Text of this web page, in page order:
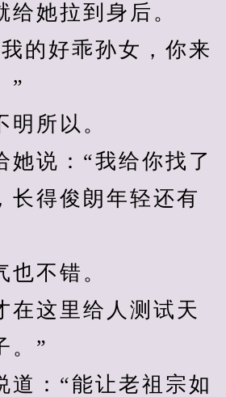
给她拉到身后。
好乖孙女，你来
”
所以。
说：“我给你找了
长得俊朗年轻还有
不错。
这里给人测试天
。”
：“能让老祖宗如